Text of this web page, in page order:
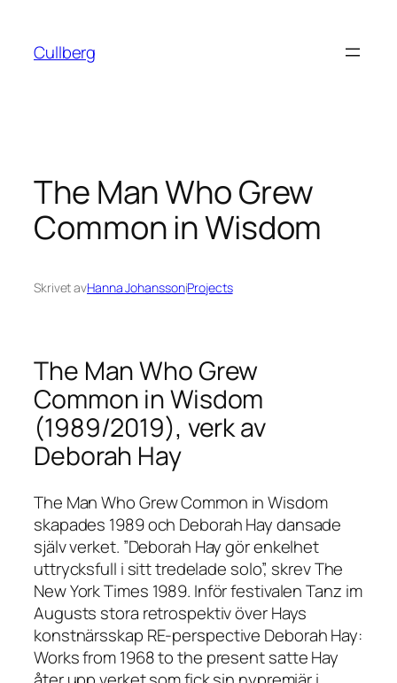
innehåll
Cullberg
The Man Who Grew
Common in Wisdom
Skrivet avHanna JohanssoniProjects
The Man Who Grew
Common in Wisdom
(1989/2019), verk av
Deborah Hay
The Man Who Grew Common in Wisdom
skapades 1989 och Deborah Hay dansade
själv verket. ”Deborah Hay gör enkelhet
uttrycksfull i sitt tredelade solo”, skrev The
New York Times 1989. Inför festivalen Tanz im
Augusts stora retrospektiv över Hays
konstnärsskap RE-perspective Deborah Hay:
Works from 1968 to the presentsatte Hay